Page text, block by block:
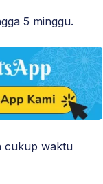
5 minggu.
cukup waktu